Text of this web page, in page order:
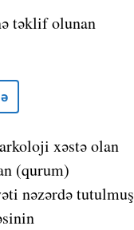
təklif olunan
xəstə olan
(qurum)
nəzərdə tutulmuş